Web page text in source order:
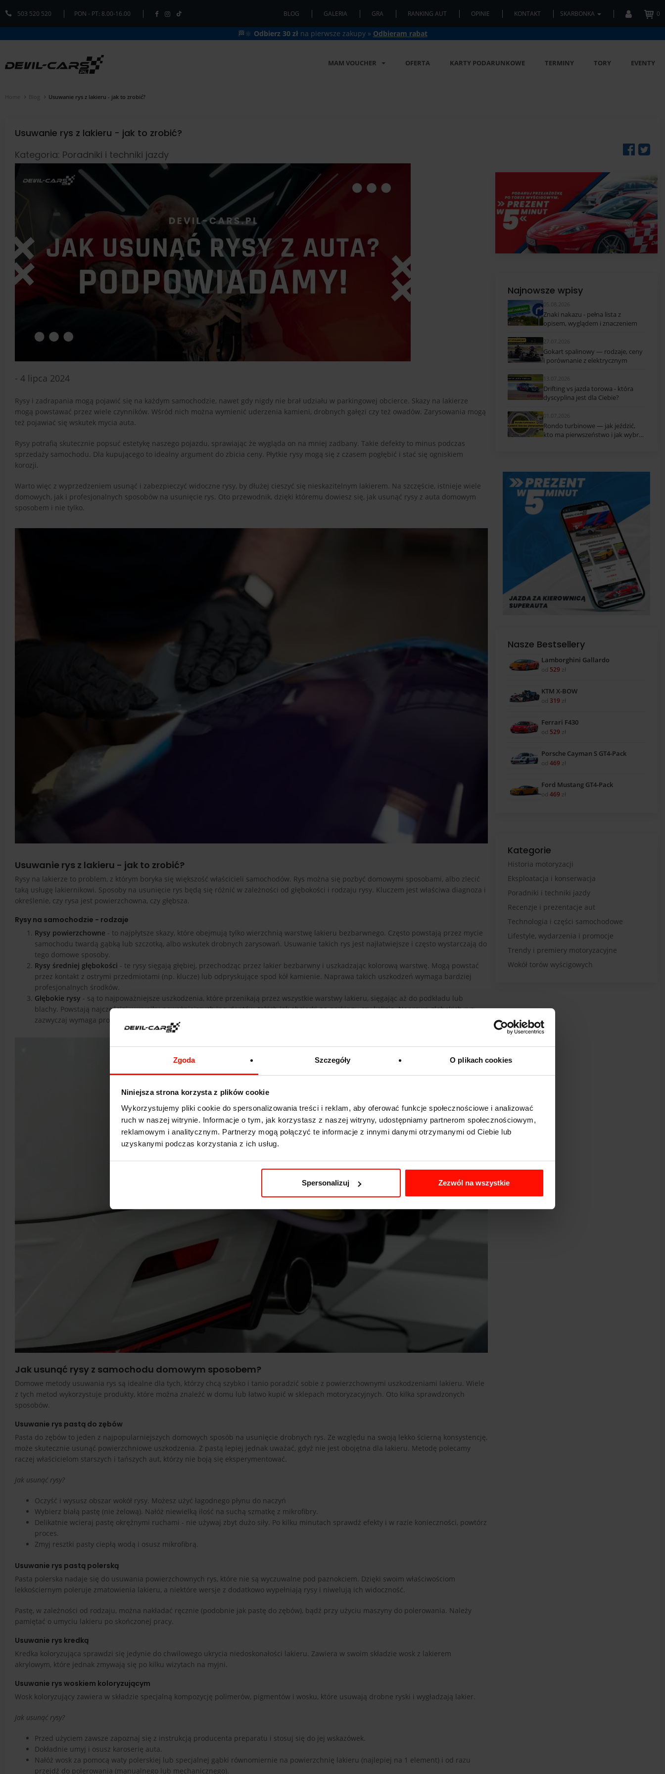
Zgoda Szczegóły O plikach cookies
Niniejsza strona korzysta z plików cookie
Wykorzystujemy pliki cookie do spersonalizowania treści i reklam, aby oferować funkcje społecznościowe i analizować
ruch w naszej witrynie. Informacje o tym, jak korzystasz z naszej witryny, udostępniamy partnerom społecznościowym,
reklamowym i analitycznym. Partnerzy mogą połączyć te informacje z innymi danymi otrzymanymi od Ciebie lub
uzyskanymi podczas korzystania z ich usług.
Spersonalizuj Zezwól na wszystkie
503 520 520 PON - PT: 8.00-16.00 BLOG GALERIA GRA RANKING AUT OPINIE KONTAKT SKARBONKA 0
🏁🔆 Odbierz 30 zł na pierwsze zakupy » Odbieram rabat
MAM VOUCHER OFERTA KARTY PODARUNKOWE TERMINY TORY EVENTY
Home Blog Usuwanie rys z lakieru - jak to zrobić?
Usuwanie rys z lakieru - jak to zrobić?
Kategoria: Poradniki i techniki jazdy
- 4 lipca 2024
Rysy i zadrapania mogą pojawić się na każdym samochodzie, nawet gdy nigdy nie brał udziału w parkingowej obcierce. Skazy na lakierze
mogą powstawać przez wiele czynników. Wśród nich można wymienić uderzenia kamieni, drobnych gałęzi czy też owadów. Zarysowania mogą
też pojawiać się wskutek mycia auta.
Rysy potrafią skutecznie popsuć estetykę naszego pojazdu, sprawiając że wygląda on na mniej zadbany. Takie defekty to minus podczas
sprzedaży samochodu. Dla kupującego to idealny argument do zbicia ceny. Płytkie rysy mogą się z czasem pogłębić i stać się ogniskiem
korozji.
Warto więc z wyprzedzeniem usunąć i zabezpieczyć widoczne rysy, by dłużej cieszyć się nieskazitelnym lakierem. Na szczęście, istnieje wiele
domowych, jak i profesjonalnych sposobów na usunięcie rys. Oto przewodnik, dzięki któremu dowiesz się, jak usunąć rysy z auta domowym
sposobem i nie tylko.
Usuwanie rys z lakieru - jak to zrobić?
Rysy na lakierze to problem, z którym boryka się większość właścicieli samochodów. Rys można się pozbyć domowymi sposobami, albo zlecić
taką usługę lakiernikowi. Sposoby na usunięcie rys będą się różnić w zależności od głębokości i rodzaju rysy. Kluczem jest właściwa diagnoza i
określenie, czy rysa jest powierzchowna, czy głębsza.
Rysy na samochodzie - rodzaje
Rysy powierzchowne - to najpłytsze skazy, które obejmują tylko wierzchnią warstwę lakieru bezbarwnego. Często powstają przez mycie
samochodu twardą gąbką lub szczotką, albo wskutek drobnych zarysowań. Usuwanie takich rys jest najłatwiejsze i często wystarczają do
tego domowe sposoby.
Rysy średniej głębokości - te rysy sięgają głębiej, przechodząc przez lakier bezbarwny i uszkadzając kolorową warstwę. Mogą powstać
przez kontakt z ostrymi przedmiotami (np. klucze) lub odpryskujące spod kół kamienie. Naprawa takich uszkodzeń wymaga bardziej
profesjonalnych środków.
Głębokie rysy - są to najpoważniejsze uszkodzenia, które przenikają przez wszystkie warstwy lakieru, sięgając aż do podkładu lub
blachy. Powstają najczęściej w wyniku poważniejszych incydentów, takich jak obcierki na parkingu czy kolizje. Naprawa głębokich rys
zazwyczaj wymaga profesjonalnego podejścia i specjalistycznych narzędzi.
Jak usunąć rysy z samochodu domowym sposobem?
Domowe metody usuwania rys są idealne dla tych, którzy chcą szybko i tanio poradzić sobie z powierzchownymi uszkodzeniami lakieru. Wiele
z tych metod wykorzystuje produkty, które można znaleźć w domu lub łatwo kupić w sklepach motoryzacyjnych. Oto kilka sprawdzonych
sposobów.
Usuwanie rys pastą do zębów
Pasta do zębów to jeden z najpopularniejszych domowych sposób na usunięcie drobnych rys. Ze względu na swoją lekko ścierną konsystencję,
może skutecznie usunąć powierzchniowe uszkodzenia. Z pastą lepiej jednak uważać, gdyż nie jest obojętna dla lakieru. Metodę polecamy
raczej właścicielom starszych i tańszych aut, którzy nie boją się eksperymentować.
Jak usunąć rysy?
Oczyść i wysusz obszar wokół rysy. Możesz użyć łagodnego płynu do naczyń
Wybierz białą pastę (nie żelową). Nałóż niewielką ilość na suchą szmatkę z mikrofibry.
Delikatnie wcieraj pastę okrężnymi ruchami - nie używaj zbyt dużo siły. Po kilku minutach sprawdź efekty i w razie konieczności, powtórz
proces.
Zmyj resztki pasty ciepłą wodą i osusz mikrofibrą.
Usuwanie rys pastą polerską
Pasta polerska nadaje się do usuwania powierzchownych rys, które nie są wyczuwalne pod paznokciem. Dzięki swoim właściwościom
lekkościernym poleruje zmatowienia lakieru, a niektóre wersje z dodatkowo wypełniają rysy i niwelują ich widoczność.
Pastę, w zależności od rodzaju, można nakładać ręcznie (podobnie jak pastę do zębów), bądź przy użyciu maszyny do polerowania. Należy
pamiętać o umyciu lakieru po skończonej pracy.
Usuwanie rys kredką
Kredka koloryzująca sprawdzi się jedynie do chwilowego ukrycia niedoskonałości lakieru. Zawiera w swoim składzie wosk z lakierem
akrylowym, które jednak zmywają się po kilku wizytach na myjni.
Usuwanie rys woskiem koloryzującym
Wosk koloryzujący zawiera w składzie specjalną kompozycję polimerów, pigmentów i wosku, które usuwają drobne ryski i wygładzają lakier.
Jak usunąć rysy?
Przed użyciem zawsze zapoznaj się z instrukcją producenta preparatu i stosuj się do jej wskazówek.
Dokładnie umyj i osusz karoserię auta.
Nałóż wosk za pomocą waty polerskiej lub specjalnej gąbki równomiernie na powierzchnię lakieru (najlepiej na 1 element) i od razu
przejdź do polerowania (manualnego lub mechanicznego).
Najnowsze wpisy
05.08.2026
Znaki nakazu - pełna lista z
opisem, wyglądem i znaczeniem
27.07.2026
Gokart spalinowy — rodzaje, ceny
i porównanie z elektrycznym
13.07.2026
Drifting vs jazda torowa - która
dyscyplina jest dla Ciebie?
01.07.2026
Rondo turbinowe — jak jeździć,
kto ma pierwszeństwo i jak wybrać
Nasze Bestsellery
Lamborghini Gallardo
od 529 zł
KTM X-BOW
od 319 zł
Ferrari F430
od 529 zł
Porsche Cayman S GT4-Pack
od 469 zł
Ford Mustang GT4-Pack
od 469 zł
Kategorie
Historia motoryzacji
Eksploatacja i konserwacja
Poradniki i techniki jazdy
Recenzje i prezentacje aut
Technologia i części samochodowe
Lifestyle, wydarzenia i promocje
Trendy i premiery motoryzacyjne
Wokół torów wyścigowych